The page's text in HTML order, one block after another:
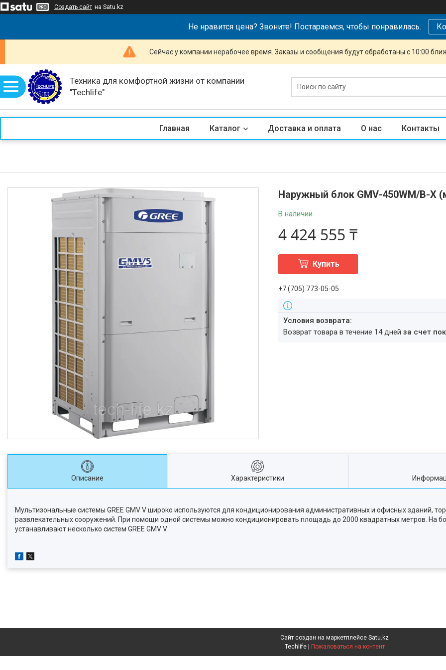
Создать сайт на Satu.kz
Не нравится цена? Звоните! Постараемся, чтобы понравилась.
Сейчас у компании нерабочее время. Заказы и сообщения будут обработаны с 10:00
Техника для комфортной жизни от компании
"Techlife"
Главная Каталог Доставка и оплата О нас Контакты
Наружный блок GMV-450WM/B-X
В наличии
4 424 555 ₸
Купить
+7 (705) 773-05-05
возврат товара в течение 14 днейза счет
Описание Характеристики
Мультизональные системы GREE GMV V широко используются для кондиционирования административных и офисных зданий,
развлекательных сооружений. При помощи одной системы можно кондиционировать площадь до 2000 квадратных метров. На
устанавливают несколько систем GREE GMV V.
Сайт создан на маркетплейсе Satu.kz
Пожаловаться на контент